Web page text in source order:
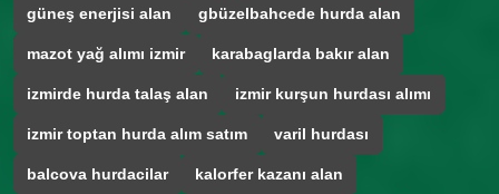
güneş enerjisi alan gbüzelbahcede hurda alan
mazot yağ alımı izmir karabaglarda bakır alan
izmirde hurda talaş alan izmir kurşun hurdası alımı
izmir toptan hurda alım satım varil hurdası
balcova hurdacilar kalorfer kazanı alan